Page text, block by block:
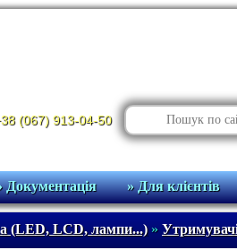
(067) 913-04-50
Документація » Для клієнтів
(LED, LCD, лампи...)» Утримувачі